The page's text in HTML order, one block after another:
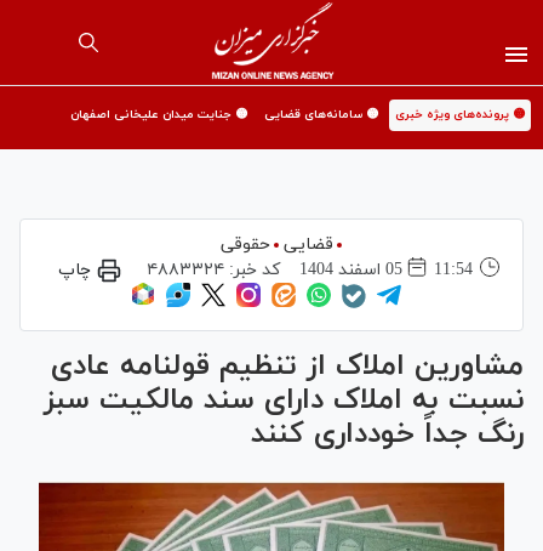
🟡 پرونده‌های ویژه خبری 🟡 سامانه‌های قضایی 🟡 جنایت میدان علیخانی اصفهان
قضایی حقوقی
11:54
05 اسفند 1404 کد خبر: ۴۸۸۳۳۲۴ چاپ
مشاورین املاک از تنظیم قولنامه عادی
نسبت به املاک دارای سند مالکیت سبز
رنگ جداً خودداری کنند